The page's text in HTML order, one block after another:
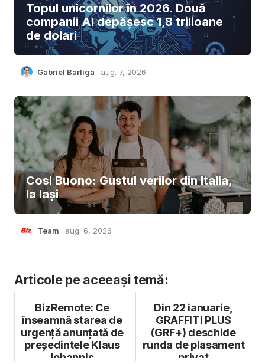
Topul unicornilor în 2026. Două
companii AI depășesc 1,8 trilioane
de dolari
Gabriel Barliga aug. 7, 2026
Cosi Buono: Gustul verilor din Italia,
la Iași
Team aug. 6, 2026
Articole pe aceeași temă:
BizRemote: Ce
înseamnă starea de
urgență anunțată de
președintele Klaus
Iohannis
Din 22 ianuarie,
GRAFFITI PLUS
(GRF+) deschide
runda de plasament
privat